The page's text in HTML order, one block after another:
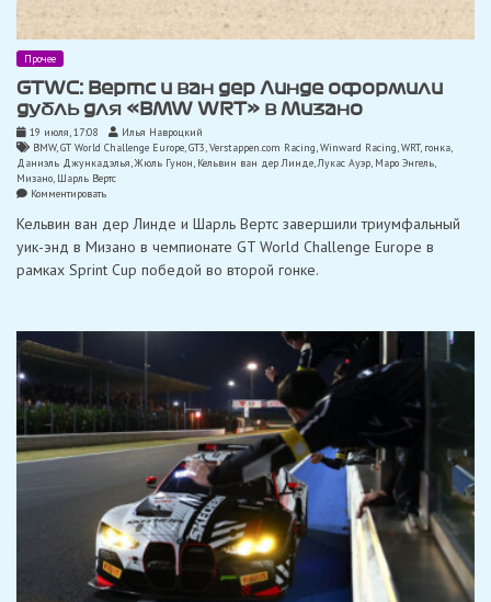
Прочее
GTWC: Вертс и ван дер Линде оформили
дубль для «BMW WRT» в Мизано
19 июля, 17:08
Илья Навроцкий
BMW,GT World Challenge Europe,GT3,Verstappen.com Racing,Winward Racing,WRT, гонка
Даниэль Джункадэлья,Жюль Гунон, Кельвин ван дер Линде,Лукас Ауэр, Маро Энгель
Мизано, Шарль Вертс
Комментироватьon
Вертс
ван
дер
для
WRT»
Мизано
Кельвин ван дер Линде и Шарль Вертс завершили триумфальный
уик-энд в Мизано в чемпионате GT World Challenge Europe в
рамках Sprint Cup победой во второй гонке.